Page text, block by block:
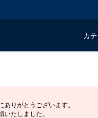
カテ
りがとうございます。
たしました。